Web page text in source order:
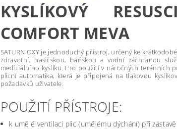
KYSLÍKOVÝ
COMFORT MEVA
SATURN OXY je jednoduchý přístroj, určený ke
zdravotní, hasičskou, báňskou a vodní záchranou
mediciálního kyslíku. Pro použití v náročných terénních
plicní automatika, která je připojená na tlakovou
požadavků uživatele.
POUŽITÍ PŘÍSTROJE:
k umělé ventilaci plic (umělému dýchání) při